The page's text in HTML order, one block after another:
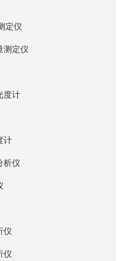
定仪
测定仪
度计
计
析仪
仪
仪